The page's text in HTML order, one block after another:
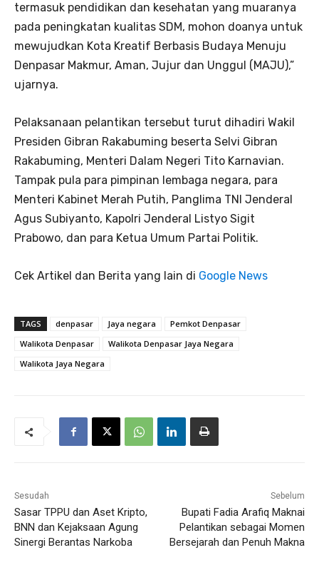
termasuk pendidikan dan kesehatan yang muaranya
pada peningkatan kualitas SDM, mohon doanya untuk
mewujudkan Kota Kreatif Berbasis Budaya Menuju
Denpasar Makmur, Aman, Jujur dan Unggul (MAJU),”
ujarnya.
Pelaksanaan pelantikan tersebut turut dihadiri Wakil
Presiden Gibran Rakabuming beserta Selvi Gibran
Rakabuming, Menteri Dalam Negeri Tito Karnavian.
Tampak pula para pimpinan lembaga negara, para
Menteri Kabinet Merah Putih, Panglima TNI Jenderal
Agus Subiyanto, Kapolri Jenderal Listyo Sigit
Prabowo, dan para Ketua Umum Partai Politik.
Cek Artikel dan Berita yang lain di Google News
TAGS denpasar Jaya negara
Pemkot Denpasar
Walikota Denpasar
Walikota Denpasar Jaya Negara
Walikota Jaya Negara
Sesudah
Sasar TPPU dan Aset Kripto,
BNN dan Kejaksaan Agung
Sinergi Berantas Narkoba
Sebelum
Bupati Fadia Arafiq Maknai
Pelantikan sebagai Momen
Bersejarah dan Penuh Makna